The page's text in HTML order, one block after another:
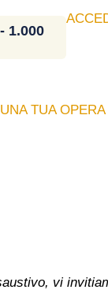
1.000
TUA
vi